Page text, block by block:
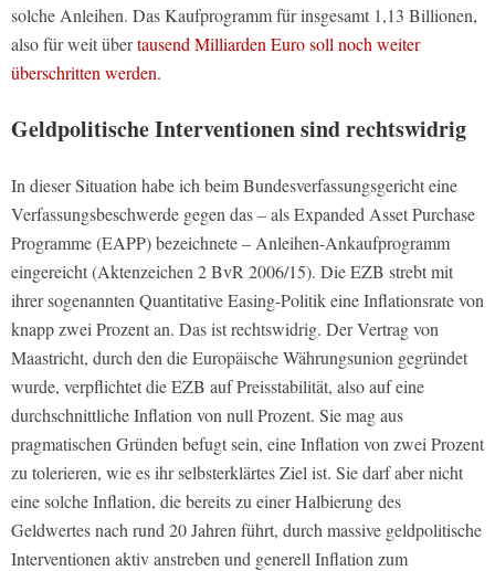
solche Anleihen. Das Kaufprogramm für insgesamt 1,13 Billionen,
also für weit übertausend Milliarden Euro soll noch weiter
überschritten werden.
Geldpolitische Interventionen sind rechtswidrig
In dieser Situation habe ich beim Bundesverfassungsgericht eine
Verfassungsbeschwerde gegen das – als Expanded Asset Purchase
Programme (EAPP) bezeichnete – Anleihen-Ankaufprogramm
eingereicht (Aktenzeichen 2 BvR 2006/15). Die EZB strebt mit
ihrer sogenannten Quantitative Easing-Politik eine Inflationsrate von
knapp zwei Prozent an. Das ist rechtswidrig. Der Vertrag von
Maastricht, durch den die Europäische Währungsunion gegründet
wurde, verpflichtet die EZB auf Preisstabilität, also auf eine
durchschnittliche Inflation von null Prozent. Sie mag aus
pragmatischen Gründen befugt sein, eine Inflation von zwei Prozent
zu tolerieren, wie es ihr selbsterklärtes Ziel ist. Sie darf aber nicht
eine solche Inflation, die bereits zu einer Halbierung des
Geldwertes nach rund 20 Jahren führt, durch massive geldpolitische
Interventionen aktiv anstreben und generell Inflation zum